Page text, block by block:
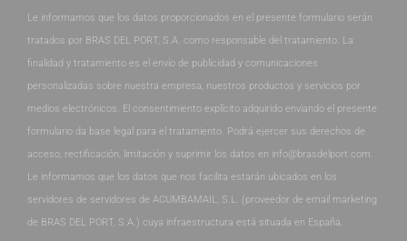
Le informamos que los datos proporcionados en el presente formulario serán
tratados por BRAS DEL PORT, S.A. como responsable del tratamiento. La
finalidad y tratamiento es el envío de publicidad y comunicaciones
personalizadas sobre nuestra empresa, nuestros productos y servicios por
medios electrónicos. El consentimiento explícito adquirido enviando el presente
formulario da base legal para el tratamiento. Podrá ejercer sus derechos de
acceso, rectificación, limitación y suprimir los datos en info@brasdelport.com.
Le informamos que los datos que nos facilita estarán ubicados en los
servidores de servidores de ACUMBAMAIL, S.L. (proveedor de email marketing
de BRAS DEL PORT, S.A.) cuya infraestructura está situada en España.